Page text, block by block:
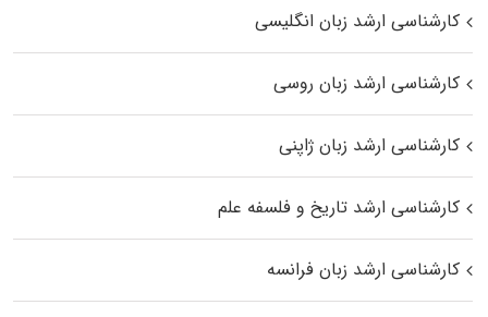
کارشناسی ارشد زبان انگلیسی
کارشناسی ارشد زبان روسی
کارشناسی ارشد زبان ژاپنی
کارشناسی ارشد تاریخ و فلسفه علم
کارشناسی ارشد زبان فرانسه